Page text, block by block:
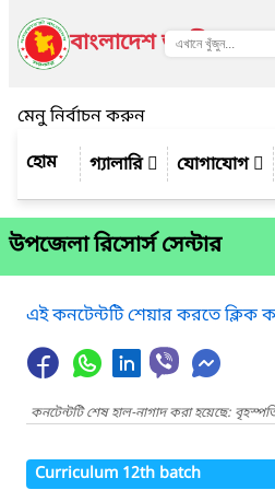
বাংলাদেশ জাতীয় তথ্য
দেখুন
মেনু নির্বাচন করুন
গ্যালারি
যোগাযোগ
উপজেলা রিসোর্স সেন্টার
এই কনটেন্টটি শেয়ার করতে ক্লিক
কনটেন্টটি শেষ হাল-নাগাদ করা হয়েছে:
Curriculum 12th batch